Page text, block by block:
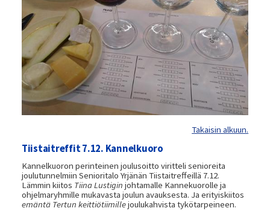
Takaisin alkuun.
Tiistaitreffit 7.12. Kannelkuoro
Kannelkuoron perinteinen joulusoitto viritteli senioreita
joulutunnelmiin Senioritalo Yrjänän Tiistaitreffeillä 7.12.
Lämmin kiitos Tiina Lustigin johtamalle Kannekuorolle ja
ohjelmaryhmille mukavasta joulun avauksesta. Ja erityiskiitos
emäntä Tertun keittiötiimillejoulukahvista tykötarpeineen.